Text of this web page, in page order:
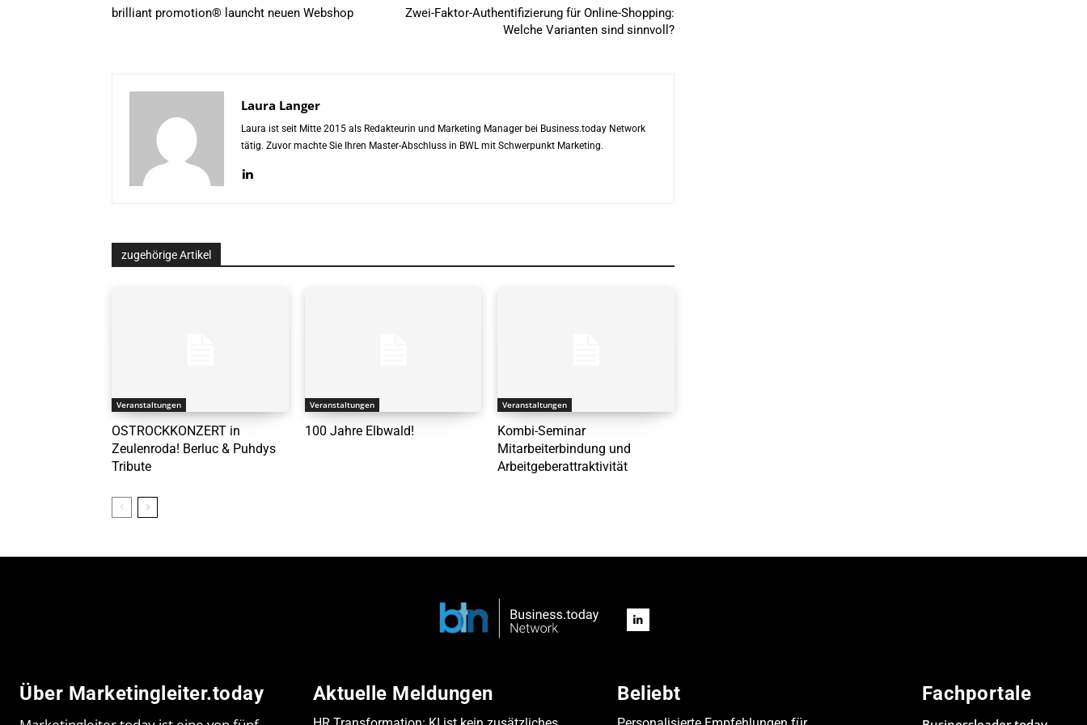
brilliant promotion® launcht neuen Webshop
Zwei-Faktor-Authentifizierung für Online-Shopping:
Welche Varianten sind sinnvoll?
Laura Langer
Laura ist seit Mitte 2015 als Redakteurin und Marketing Manager bei Business.today Network
tätig. Zuvor machte Sie Ihren Master-Abschluss in BWL mit Schwerpunkt Marketing.
zugehörige Artikel
Veranstaltungen
OSTROCKKONZERT in
Zeulenroda! Berluc & Puhdys
Tribute
Veranstaltungen
100 Jahre Elbwald!
Veranstaltungen
Kombi-Seminar
Mitarbeiterbindung und
Arbeitgeberattraktivität
Über Marketingleiter.today Aktuelle Meldungen Beliebt Fachportale